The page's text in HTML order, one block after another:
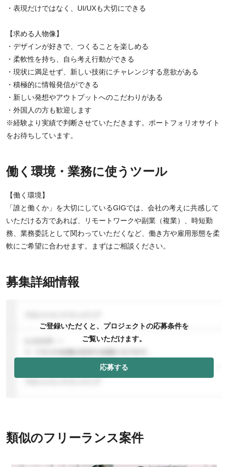
・表現だけではなく、UI/UXも大切にできる
【求める人物像】
・デザインが好きで、つくることを楽しめる
・柔軟性を持ち、自ら考え行動ができる
・現状に満足せず、新しい技術にチャレンジする意欲がある
・積極的に情報発信ができる
・新しい発想やアウトプットへのこだわりがある
・外国人の方も歓迎します
※経験より実績で判断させていただきます。ポートフォリオサイト
をお待ちしています。
働く環境・業務に使うツール
【働く環境】
「誰と働くか」を大切にしているGIGでは、会社の考えに共感して
いただける方であれば、リモートワークや副業（複業）、時短勤
務、業務委託として関わっていただくなど、働き方や雇用形態を柔
軟にご希望に合わせます。まずはご相談ください。
募集詳細情報
ご登録いただくと、プロジェクトの応募条件を
ご覧いただけます。
応募する
類似のフリーランス案件